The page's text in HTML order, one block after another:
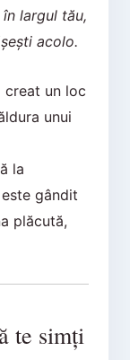
largul tău,
acolo.
creat un loc
unui
la
gândit
plăcută,
te simți